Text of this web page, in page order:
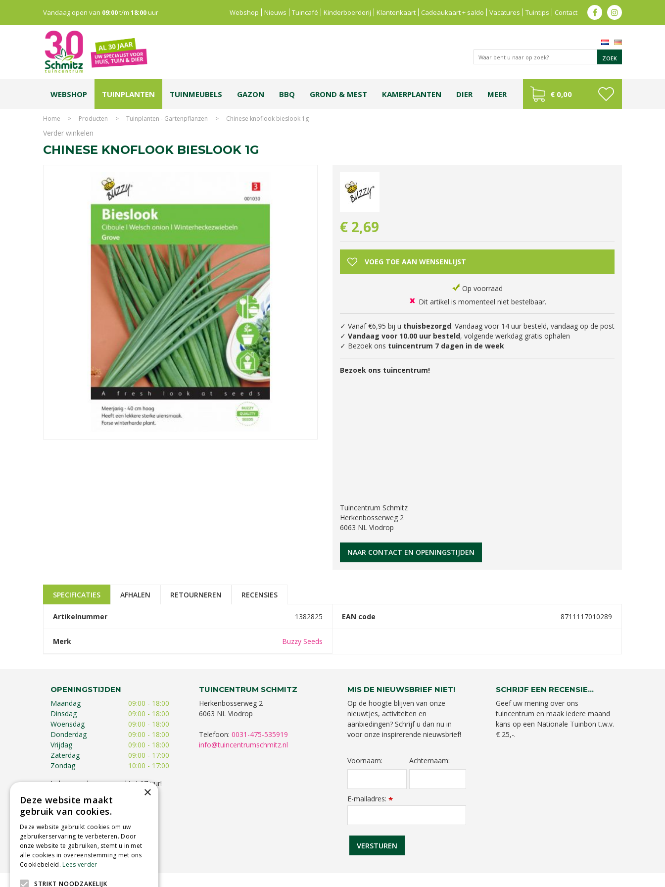
Home > Producten > Tuinplanten - Gartenpflanzen > Chinese knoflook bieslook 1g
Vandaag open van 09:00t/m 18:00uur Webshop Nieuws Tuincafé Kinderboerderij Klantenkaart Cadeaukaart + saldo Vacatures Tuintips Contact
WEBSHOP TUINPLANTEN TUINMEUBELS GAZON BBQ GROND & MEST KAMERPLANTEN DIER MEER € 0,00
Verder winkelen
CHINESE KNOFLOOK BIESLOOK 1G
€ 2,69
Op voorraad
Dit artikel is momenteel niet bestelbaar.
✓ Vanaf €6,95 bij u thuisbezorgd. Vandaag voor 14 uur besteld, vandaag op de post
✓ Vandaag voor 10.00 uur besteld, volgende werkdag gratis ophalen
✓ Bezoek ons tuincentrum 7 dagen in de week
Bezoek ons tuincentrum!
Tuincentrum Schmitz
Herkenbosserweg 2
6063 NL Vlodrop
NAAR CONTACT EN OPENINGSTIJDEN
SPECIFICATIES AFHALEN RETOURNEREN RECENSIES
Artikelnummer 1382825 EAN code 8711117010289
Merk Buzzy Seeds
OPENINGSTIJDEN
Maandag
09:00 - 18:00
Dinsdag
09:00 - 18:00
Woensdag
09:00 - 18:00
Donderdag
09:00 - 18:00
Vrijdag
09:00 - 18:00
Zaterdag
09:00 - 17:00
Zondag
10:00 - 17:00
Iedere zondag geopend tot 17 uur!
openingstijden afwijken!
Toon alle openingstijden
TUINCENTRUM SCHMITZ
Herkenbosserweg 2
6063 NL Vlodrop
Telefoon: 0031-475-535919
info@tuincentrumschmitz.nl
MIS DE NIEUWSBRIEF NIET!
Op de hoogte blijven van onze
nieuwtjes, activiteiten en
aanbiedingen? Schrijf u dan nu in
voor onze inspirerende nieuwsbrief!
Voornaam: Achternaam:
E-mailadres: *
SCHRIJF EEN RECENSIE...
Geef uw mening over ons
tuincentrum en maak iedere maand
kans op een Nationale Tuinbon t.w.v.
€ 25,-.
×
Deze website maakt
gebruik van cookies.
Deze website gebruikt cookies om uw
gebruikerservaring te verbeteren. Door
onze website te gebruiken, stemt u in met
alle cookies in overeenstemming met ons
Cookiebeleid.Lees verder
STRIKT NOODZAKELIJK